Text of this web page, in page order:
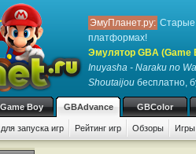
ЭмуПланет.ру: Старые
платформах!
Эмулятор GBA (Game
Inuyasha - Naraku no
Shoutaijou бесплатно,
Game Boy GBAdvance GBColor
запуска игр Рейтинг игр Обзоры